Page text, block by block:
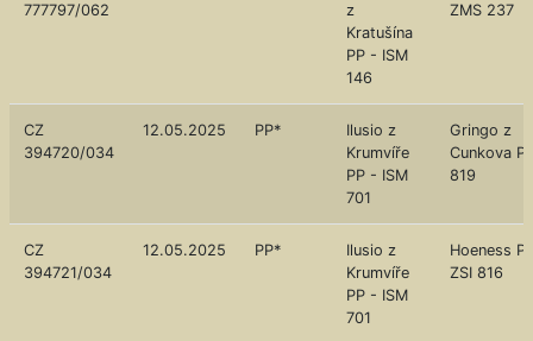
777797/062
z
Kratušína
PP - ISM
146
ZMS 237
CZ
394720/034
12.05.2025 PP*
Ilusio z
Krumvíře
PP - ISM
701
Gringo z
Cunkova
819
CZ
394721/034
12.05.2025 PP*
Ilusio z
Krumvíře
PP - ISM
701
Hoeness
ZSI 816